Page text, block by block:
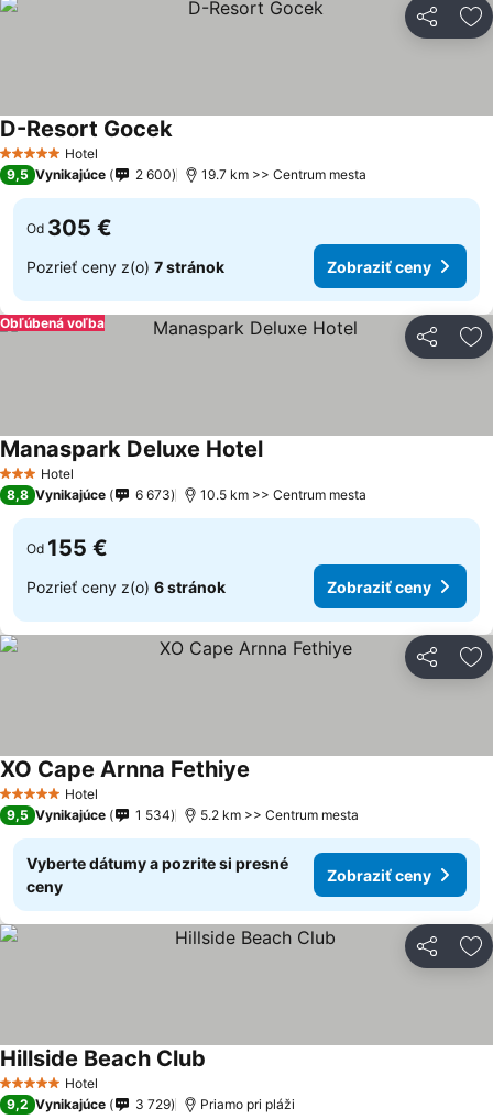
Zdieľať
5 Počet hviezdičiek
Hotel
D-Resort Gocek
9,5 Vynikajúce 2 600 19.7 km >> Centrum mesta
Od 305 €
Pozrieť ceny z(o) 7 stránok Zobraziť ceny
Zdieľať
Obľúbená voľba
3 Počet hviezdičiek
Hotel
Manaspark Deluxe Hotel
8,8 Vynikajúce 6 673 10.5 km >> Centrum mesta
Od 155 €
Pozrieť ceny z(o) 6 stránok Zobraziť ceny
Zdieľať
5 Počet hviezdičiek
Hotel
XO Cape Arnna Fethiye
9,5 Vynikajúce 1 534 5.2 km >> Centrum mesta
Vyberte dátumy a pozrite si presné
ceny
Zobraziť ceny
Zdieľať
5 Počet hviezdičiek
Hotel
Hillside Beach Club
9,2 Vynikajúce 3 729 Priamo pri pláži